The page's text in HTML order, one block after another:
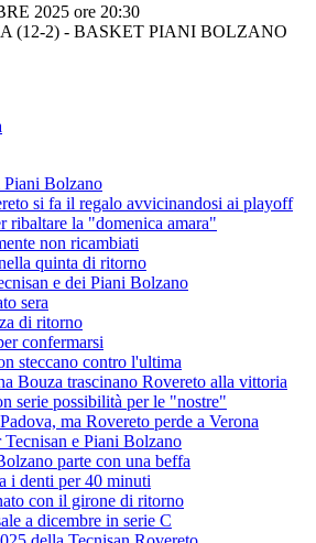
2025 ore 20:30
(12-2) - BASKET PIANI BOLZANO
Piani Bolzano
si fa il regalo avvicinandosi ai playoff
ribaltare la "domenica amara"
non ricambiati
quinta di ritorno
e dei Piani Bolzano
sera
di ritorno
confermarsi
steccano contro l'ultima
Bouza trascinano Rovereto alla vittoria
serie possibilità per le "nostre"
ma Rovereto perde a Verona
e Piani Bolzano
parte con una beffa
i denti per 40 minuti
con il girone di ritorno
a dicembre in serie C